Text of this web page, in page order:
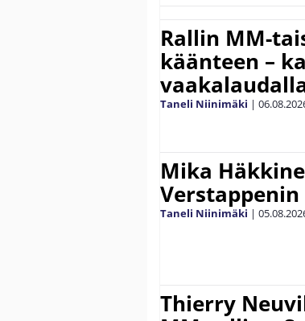
Rallin MM-
käänteen –
Taneli Niinimäki |
Mika
Taneli Niinimäki |
Thierry